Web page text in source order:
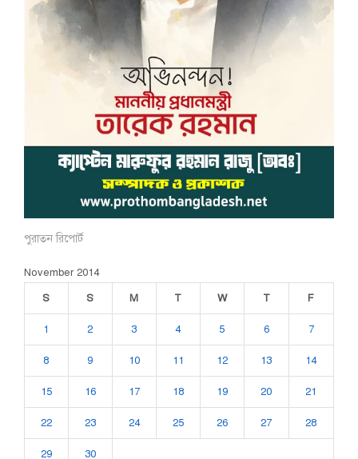
পুরাতন রিপোর্ট
November 2014
S
S M T W T F
1 2 3 4 5 6 7
8 9 10 11 12 13 14
15 16 17 18 19 20 21
22 23 24 25 26 27 28
29 30